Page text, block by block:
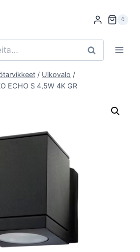
0
Haku
/ Ulkovalo /
ECHO S 4,5W 4K GR